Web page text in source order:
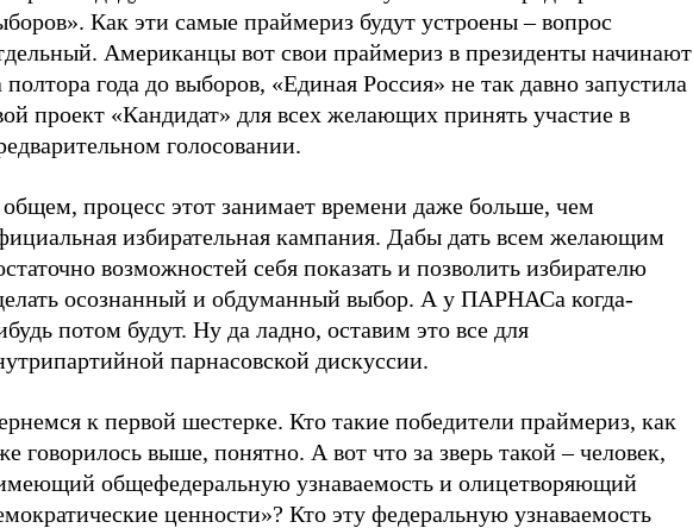
Как эти самые праймериз будут устроены – вопрос
Американцы вот свои праймериз в президенты начинают
полтора года до выборов, «Единая Россия» не так давно запустила
проект «Кандидат» для всех желающих принять участие в
голосовании.
процесс этот занимает времени даже больше, чем
избирательная кампания. Дабы дать всем желающим
возможностей себя показать и позволить избирателю
осознанный и обдуманный выбор. А у ПАРНАСа когда-
потом будут. Ну да ладно, оставим это все для
парнасовской дискуссии.
к первой шестерке. Кто такие победители праймериз, как
говорилось выше, понятно. А вот что за зверь такой – человек,
общефедеральную узнаваемость и олицетворяющий
ценности»? Кто эту федеральную узнаваемость